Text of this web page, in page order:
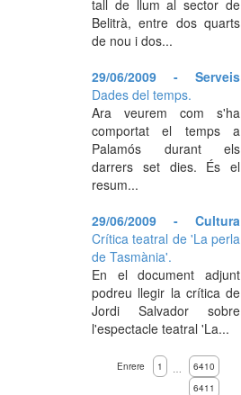
tall de llum al sector de
Belitrà, entre dos quarts
de nou i dos...
29/06/2009 - Serveis
Dades del temps.
Ara veurem com s'ha
comportat el temps a
Palamós durant els
darrers set dies. És el
resum...
29/06/2009 - Cultura
Crítica teatral de 'La perla
de Tasmània'.
En el document adjunt
podreu llegir la crítica de
Jordi Salvador sobre
l'espectacle teatral 'La...
Enrere 1 …
6410
6411